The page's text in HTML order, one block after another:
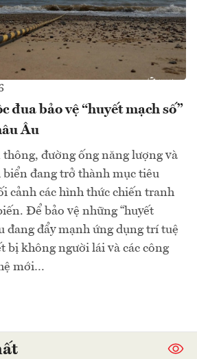
đua bảo vệ “huyết mạch số”
Âu
thông, đường ống năng lượng và
biển đang trở thành mục tiêu
cảnh các hình thức chiến tranh
Để bảo vệ những “huyết
đang đẩy mạnh ứng dụng trí tuệ
bị không người lái và các công
mới…